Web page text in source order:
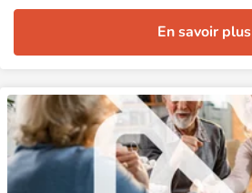
En savoir plus